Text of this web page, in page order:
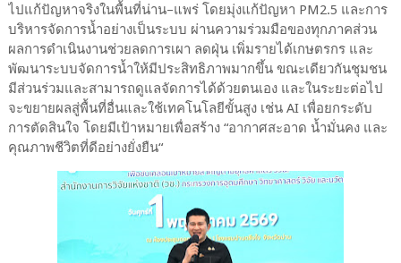
ไปแก้ปัญหาจริงในพื้นที่น่าน–แพร่ โดยมุ่งแก้ปัญหา PM2.5 และการ
บริหารจัดการน้ำอย่างเป็นระบบ ผ่านความร่วมมือของทุกภาคส่วน
ผลการดำเนินงานช่วยลดการเผา ลดฝุ่น เพิ่มรายได้เกษตรกร และ
พัฒนาระบบจัดการน้ำให้มีประสิทธิภาพมากขึ้น ขณะเดียวกันชุมชน
มีส่วนร่วมและสามารถดูแลจัดการได้ด้วยตนเอง และในระยะต่อไป
จะขยายผลสู่พื้นที่อื่นและใช้เทคโนโลยีขั้นสูง เช่น AI เพื่อยกระดับ
การตัดสินใจ โดยมีเป้าหมายเพื่อสร้าง “อากาศสะอาด น้ำมั่นคง และ
คุณภาพชีวิตที่ดีอย่างยั่งยืน“